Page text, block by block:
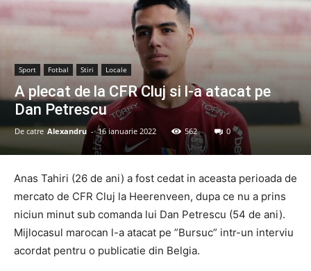
Sport Fotbal Stiri Locale
A plecat de la CFR Cluj si l-a atacat pe
Dan Petrescu
De catre Alexandru - 16 ianuarie 2022 562 0
Anas Tahiri (26 de ani) a fost cedat in aceasta perioada de
mercato de CFR Cluj la Heerenveen, dupa ce nu a prins
niciun minut sub comanda lui Dan Petrescu (54 de ani).
Mijlocasul marocan l-a atacat pe ”Bursuc” intr-un interviu
acordat pentru o publicatie din Belgia.